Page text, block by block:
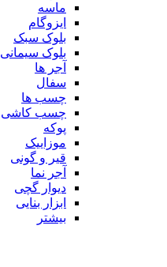
ماسه
ایزوگام
بلوک سبک
بلوک سیمانی
آجر ها
سفال
چسب ها
چسب کاشی
پوکه
موزاییک
قیر و گونی
آجر نما
دیوار گچی
ابزار بنایی
بیشتر